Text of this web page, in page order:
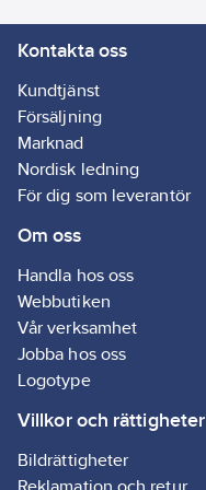
Kontakta oss
Kundtjänst
Försäljning
Marknad
Nordisk ledning
För dig som leverantör
Om oss
Handla hos oss
Webbutiken
Vår verksamhet
Jobba hos oss
Logotype
Villkor och rättigheter
Bildrättigheter